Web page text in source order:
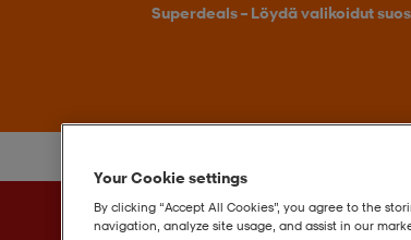
Superdeals – Löydä valikoidut
Lempäälän
Your Cookie settings
By clicking “Accept All Cookies”, you agree to the
navigation, analyze site usage, and assist in our